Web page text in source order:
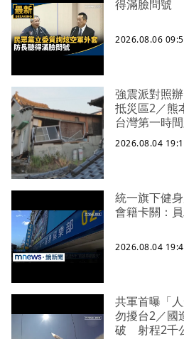
得滿臉問號
2026.08.06
強震派對照
抵災區2／熊
台灣第一時
2026.08.04
統一旗下健
會籍卡關：
2026.08.04
共軍首曝「
勿擾台2／國
破 射程2千